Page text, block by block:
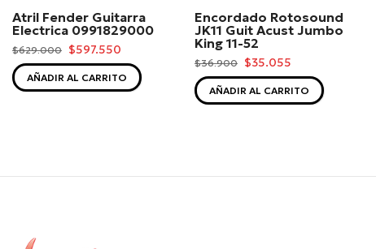
Atril Fender Guitarra
Electrica 0991829000
$629.000 $597.550
AÑADIR AL CARRITO
Encordado Rotosound
JK11 Guit Acust Jumbo
King 11-52
$36.900 $35.055
AÑADIR AL CARRITO